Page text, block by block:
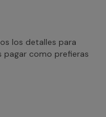
los detalles para
pagar como prefieras